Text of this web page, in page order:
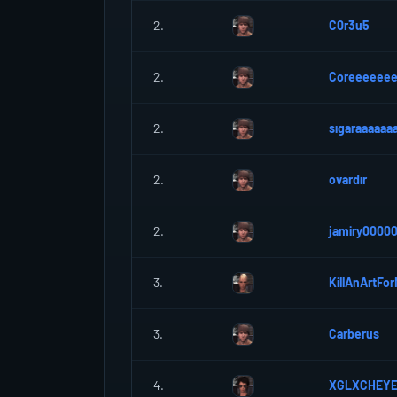
2. C0r3u5
2.
2.
2. ovardır
2. jamiry00000
3.
3. Carberus
4.